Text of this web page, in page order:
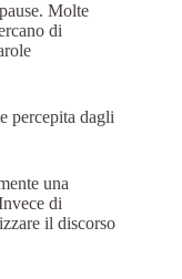
Molte
di
percepita dagli
una
di
il discorso